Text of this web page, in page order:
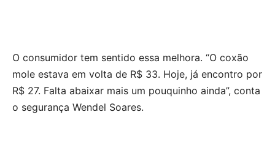
O consumidor tem sentido essa melhora. “O coxão
mole estava em volta de R$ 33. Hoje, já encontro por
R$ 27. Falta abaixar mais um pouquinho ainda”, conta
o segurança Wendel Soares.